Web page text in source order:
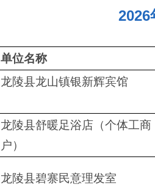
2026
单位名称
龙陵县龙山镇银新辉宾馆
龙陵县舒暖足浴店（个体工商
户）
龙陵县碧寨民意理发室